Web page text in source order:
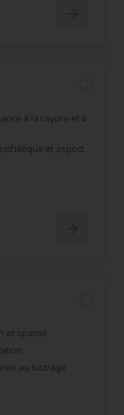
à la rayure et à
et aspect
et opacité
au lustrage